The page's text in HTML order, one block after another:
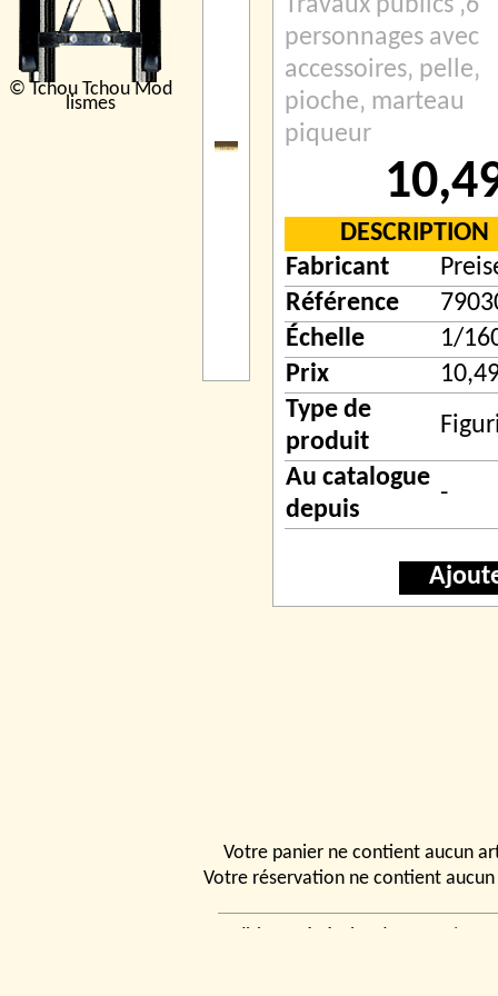
© Tchou Tchou Mod
lismes
Travaux publics ‚6
personnages avec
accessoires‚ pelle‚
pioche‚ marteau
piqueur
DESCRIPTION
Fabricant
Référence
Échelle
1/
Prix
Type de
produit
Au catalogue
depuis
-
Votre panier ne contient aucun
Votre réservation ne contient